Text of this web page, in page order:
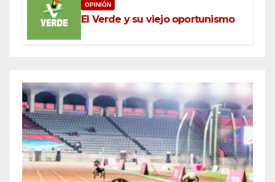
OPINIÓN
El Verde y su viejo oportunismo